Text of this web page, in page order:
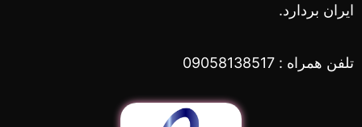
ایران بردارد.
تلفن همراه : 09058138517